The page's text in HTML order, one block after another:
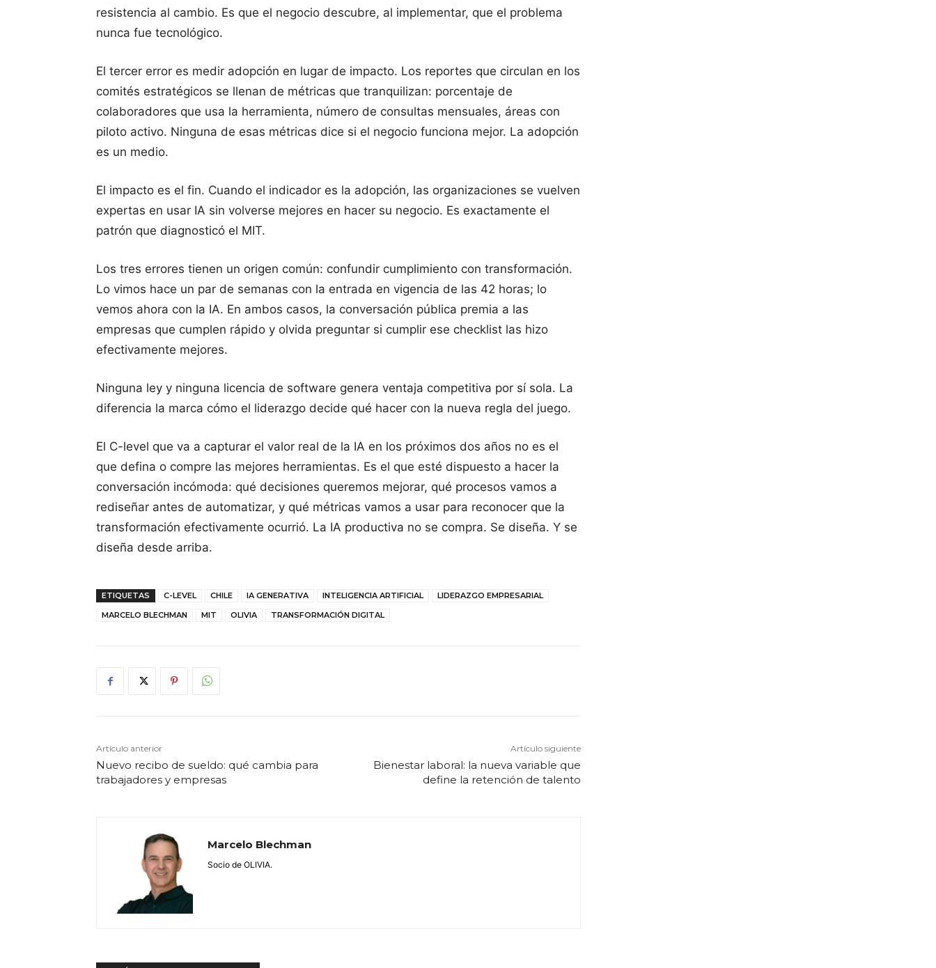
resistencia al cambio. Es que el negocio descubre, al implementar, que el problema
nunca fue tecnológico.
El tercer error es medir adopción en lugar de impacto. Los reportes que circulan en los
comités estratégicos se llenan de métricas que tranquilizan: porcentaje de
colaboradores que usa la herramienta, número de consultas mensuales, áreas con
piloto activo. Ninguna de esas métricas dice si el negocio funciona mejor. La adopción
es un medio.
El impacto es el fin. Cuando el indicador es la adopción, las organizaciones se vuelven
expertas en usar IA sin volverse mejores en hacer su negocio. Es exactamente el
patrón que diagnosticó el MIT.
Los tres errores tienen un origen común: confundir cumplimiento con transformación.
Lo vimos hace un par de semanas con la entrada en vigencia de las 42 horas; lo
vemos ahora con la IA. En ambos casos, la conversación pública premia a las
empresas que cumplen rápido y olvida preguntar si cumplir ese checklist las hizo
efectivamente mejores.
Ninguna ley y ninguna licencia de software genera ventaja competitiva por sí sola. La
diferencia la marca cómo el liderazgo decide qué hacer con la nueva regla del juego.
El C-level que va a capturar el valor real de la IA en los próximos dos años no es el
que defina o compre las mejores herramientas. Es el que esté dispuesto a hacer la
conversación incómoda: qué decisiones queremos mejorar, qué procesos vamos a
rediseñar antes de automatizar, y qué métricas vamos a usar para reconocer que la
transformación efectivamente ocurrió. La IA productiva no se compra. Se diseña. Y se
diseña desde arriba.
ETIQUETAS C-LEVEL CHILE IA GENERATIVA INTELIGENCIA ARTIFICIAL
LIDERAZGO EMPRESARIAL
MARCELO BLECHMAN
MIT OLIVIA TRANSFORMACIÓN DIGITAL
Artículo anterior
Nuevo recibo de sueldo: qué cambia para
trabajadores y empresas
Artículo siguiente
Bienestar laboral: la nueva variable que
define la retención de talento
Marcelo Blechman
Socio de OLIVIA.